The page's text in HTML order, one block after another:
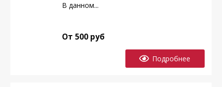
В данном...
От 500 руб
Подробнее